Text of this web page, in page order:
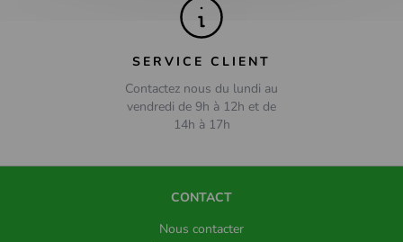
SERVICE CLIENT
Contactez nous du lundi au
vendredi de 9h à 12h et de
14h à 17h
CONTACT
Nous contacter